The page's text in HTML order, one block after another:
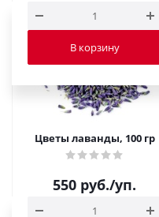
В корзину
Цветы лаванды, 100 гр
550 руб./уп.